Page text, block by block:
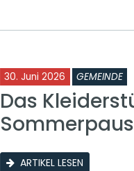
30. Juni 2026 GEMEINDE
Das
ARTIKEL LESEN